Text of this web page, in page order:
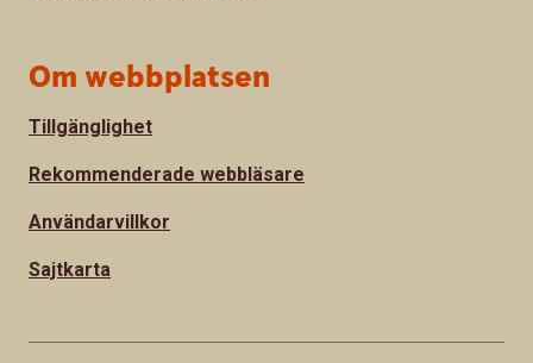
Om webbplatsen
Tillgänglighet
Rekommenderade webbläsare
Användarvillkor
Sajtkarta